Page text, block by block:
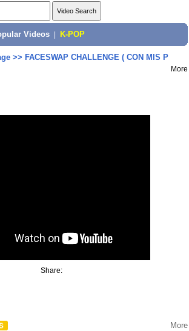
Videos K-POP
>> FACESWAP CHALLENGE ( CON MIS P
More
Share:
More